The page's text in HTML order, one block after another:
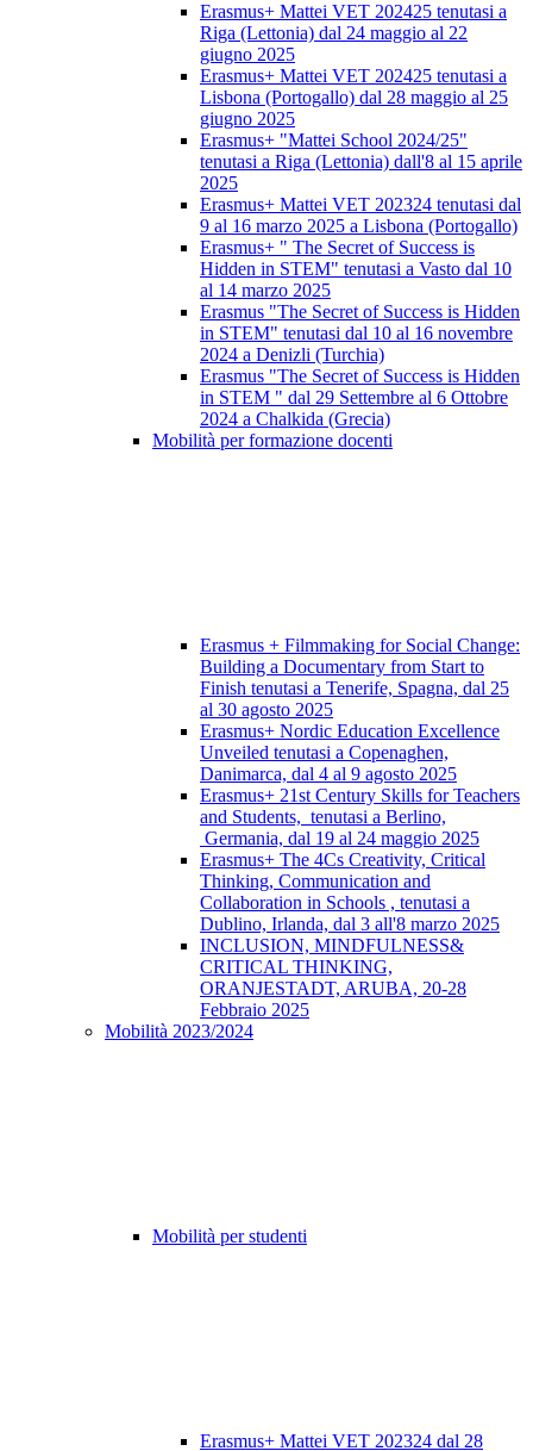
Erasmus+ Mattei VET 202425 tenutasi a
Riga (Lettonia) dal 24 maggio al 22
giugno 2025
Erasmus+ Mattei VET 202425 tenutasi a
Lisbona (Portogallo) dal 28 maggio al 25
giugno 2025
Erasmus+ "Mattei School 2024/25"
tenutasi a Riga (Lettonia) dall'8 al 15 aprile
2025
Erasmus+ Mattei VET 202324 tenutasi dal
9 al 16 marzo 2025 a Lisbona (Portogallo)
Erasmus+ " The Secret of Success is
Hidden in STEM" tenutasi a Vasto dal 10
al 14 marzo 2025
Erasmus "The Secret of Success is Hidden
in STEM" tenutasi dal 10 al 16 novembre
2024 a Denizli (Turchia)
Erasmus "The Secret of Success is Hidden
in STEM " dal 29 Settembre al 6 Ottobre
2024 a Chalkida (Grecia)
Mobilità per formazione docenti
Erasmus + Filmmaking for Social Change:
Building a Documentary from Start to
Finish tenutasi a Tenerife, Spagna, dal 25
al 30 agosto 2025
Erasmus+ Nordic Education Excellence
Unveiled tenutasi a Copenaghen,
Danimarca, dal 4 al 9 agosto 2025
Erasmus+ 21st Century Skills for Teachers
and Students, tenutasi a Berlino,
Germania, dal 19 al 24 maggio 2025
Erasmus+ The 4Cs Creativity, Critical
Thinking, Communication and
Collaboration in Schools , tenutasi a
Dublino, Irlanda, dal 3 all'8 marzo 2025
INCLUSION, MINDFULNESS&
CRITICAL THINKING,
ORANJESTADT, ARUBA, 20-28
Febbraio 2025
Mobilità 2023/2024
Mobilità per studenti
Erasmus+ Mattei VET 202324 dal 28